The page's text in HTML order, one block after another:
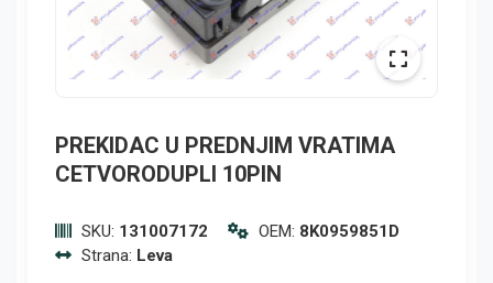
PREKIDAC U PREDNJIM VRATIMA
CETVORODUPLI 10PIN
SKU: 131007172 OEM: 8K0959851D
Strana: Leva